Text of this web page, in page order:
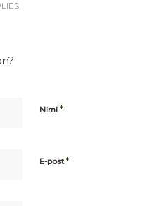
Nimi *
E-post *